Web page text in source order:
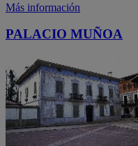
Más información
PALACIO MUÑOA